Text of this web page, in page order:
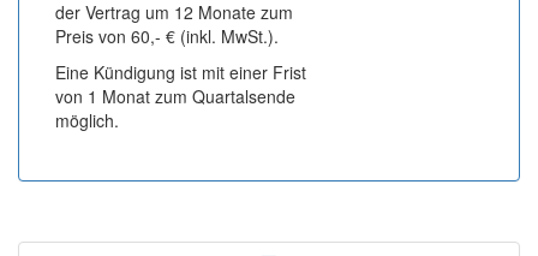
der Vertrag um 12 Monate zum
Preis von 60,- € (inkl. MwSt.).
Eine Kündigung ist mit einer Frist
von 1 Monat zum Quartalsende
möglich.